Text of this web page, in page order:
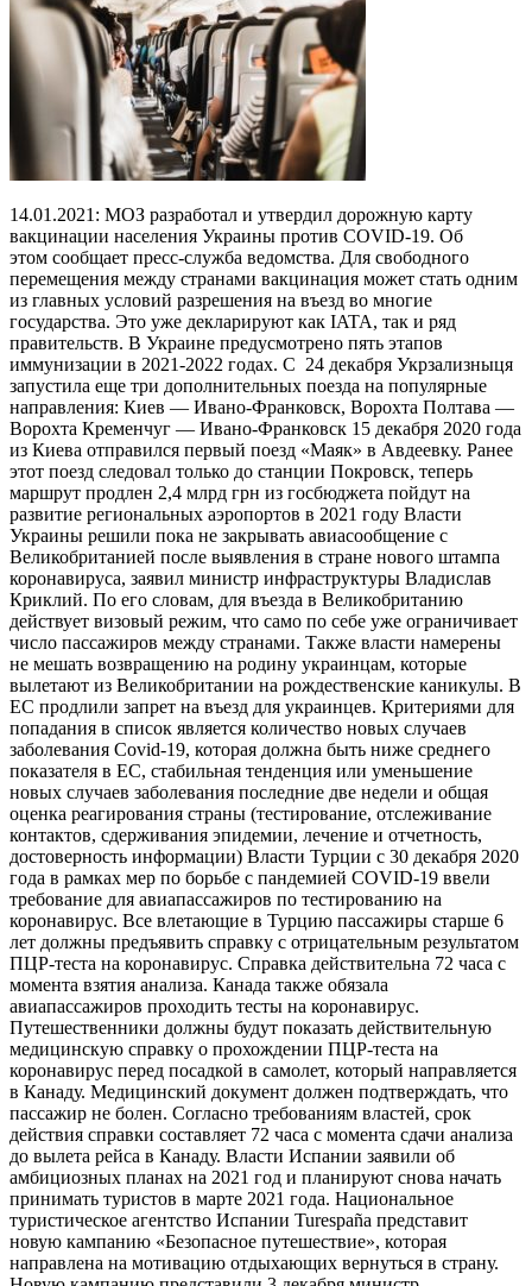
14.01.2021: МОЗ разработал и утвердил дорожную карту
вакцинации населения Украины против COVID-19. Об
этом сообщает пресс-служба ведомства. Для свободного
перемещения между странами вакцинация может стать одним
из главных условий разрешения на въезд во многие
государства. Это уже декларируют как IATA, так и ряд
правительств. В Украине предусмотрено пять этапов
иммунизации в 2021-2022 годах. С 24 декабря Укрзализныця
запустила еще три дополнительных поезда на популярные
направления: Киев — Ивано-Франковск, Ворохта Полтава —
Ворохта Кременчуг — Ивано-Франковск 15 декабря 2020 года
из Киева отправился первый поезд «Маяк» в Авдеевку. Ранее
этот поезд следовал только до станции Покровск, теперь
маршрут продлен 2,4 млрд грн из госбюджета пойдут на
развитие региональных аэропортов в 2021 году Власти
Украины решили пока не закрывать авиасообщение с
Великобританией после выявления в стране нового штампа
коронавируса, заявил министр инфраструктуры Владислав
Криклий. По его словам, для въезда в Великобританию
действует визовый режим, что само по себе уже ограничивает
число пассажиров между странами. Также власти намерены
не мешать возвращению на родину украинцам, которые
вылетают из Великобритании на рождественские каникулы. В
ЕС продлили запрет на въезд для украинцев. Критериями для
попадания в список является количество новых случаев
заболевания Covid-19, которая должна быть ниже среднего
показателя в ЕС, стабильная тенденция или уменьшение
новых случаев заболевания последние две недели и общая
оценка реагирования страны (тестирование, отслеживание
контактов, сдерживания эпидемии, лечение и отчетность,
достоверность информации) Власти Турции с 30 декабря 2020
года в рамках мер по борьбе с пандемией COVID-19 ввели
требование для авиапассажиров по тестированию на
коронавирус. Все влетающие в Турцию пассажиры старше 6
лет должны предъявить справку с отрицательным результатом
ПЦР-теста на коронавирус. Справка действительна 72 часа с
момента взятия анализа. Канада также обязала
авиапассажиров проходить тесты на коронавирус.
Путешественники должны будут показать действительную
медицинскую справку о прохождении ПЦР-теста на
коронавирус перед посадкой в самолет, который направляется
в Канаду. Медицинский документ должен подтверждать, что
пассажир не болен. Согласно требованиям властей, срок
действия справки составляет 72 часа с момента сдачи анализа
до вылета рейса в Канаду. Власти Испании заявили об
амбициозных планах на 2021 год и планируют снова начать
принимать туристов в марте 2021 года. Национальное
туристическое агентство Испании Turespaña представит
новую кампанию «Безопасное путешествие», которая
направлена ​​на мотивацию отдыхающих вернуться в страну.